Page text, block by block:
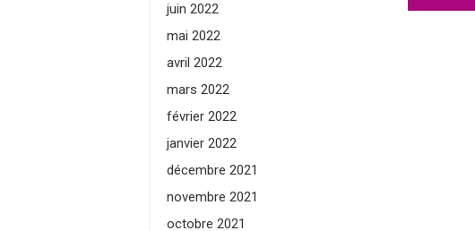
juin 2022
mai 2022
avril 2022
mars 2022
février 2022
janvier 2022
décembre 2021
novembre 2021
octobre 2021